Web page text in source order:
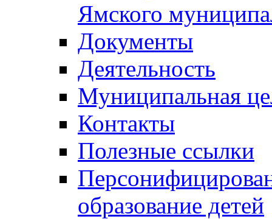
Ямского
Документы
Деятельность
Муниципальная
Контакты
Полезные ссылки
образование детей